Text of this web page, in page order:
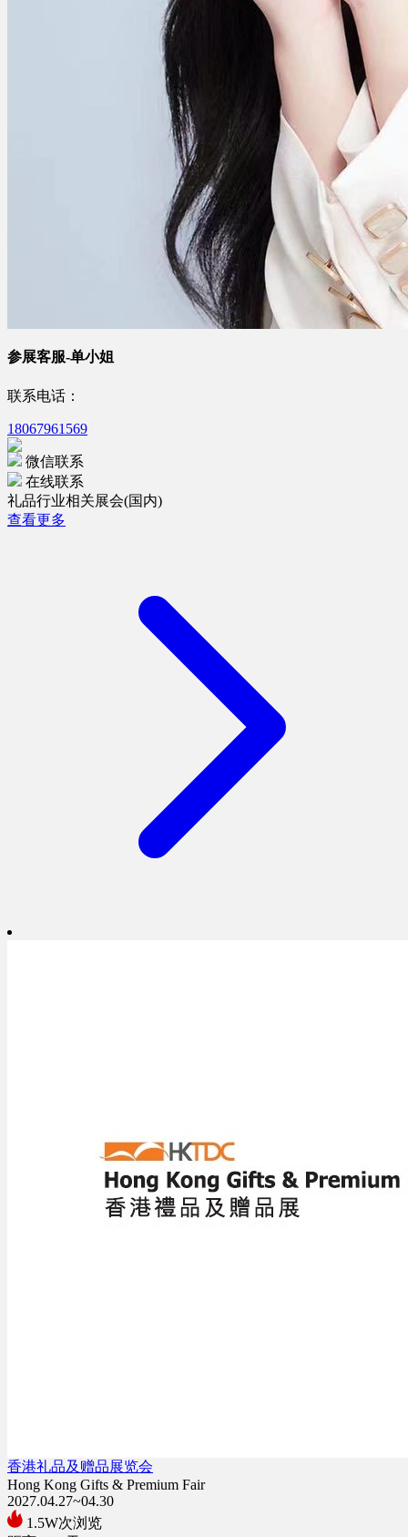
参展客服-单小姐
联系电话：
18067961569
微信联系
在线联系
礼品行业相关展会(国内)
查看更多
香港礼品及赠品展览会
Hong Kong Gifts & Premium Fair
2027.04.27~04.30
1.5W次浏览